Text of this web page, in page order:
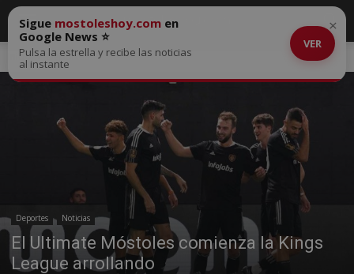
Inicio Deportes
Deportes Noticias
El Ultimate Móstoles comienza la Kings
League arrollando
Sigue mostoleshoy.com en
Google News ⭐
Pulsa la estrella y recibe las noticias
al instante
VER
×